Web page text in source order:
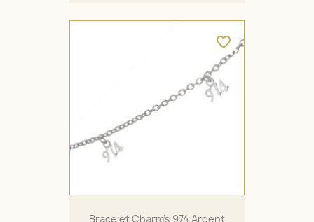
Bracelet Charm's 974 Argent
favorite_border